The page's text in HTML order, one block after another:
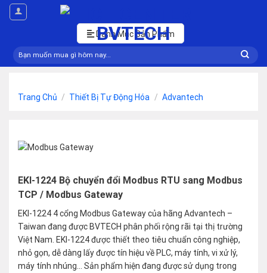
Skip
Danh Mục Sản Phẩm
Tìm
kiếm:
Trang Chủ / Thiết Bị Tự Động Hóa / Advantech
EKI-1224 Bộ chuyển đổi Modbus RTU sang Modbus
TCP / Modbus Gateway
EKI-1224 4 cổng Modbus Gateway của hãng Advantech –
Taiwan đang được BVTECH phân phối rộng rãi tại thị trường
Việt Nam. EKI-1224 được thiết theo tiêu chuẩn công nghiệp,
nhỏ gọn, dễ dàng lấy được tín hiệu về PLC, máy tính, vi xử lý,
máy tính nhúng… Sản phẩm hiện đang được sử dụng trong